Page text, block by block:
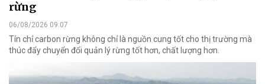
rừng
06/08/2026 09:07
Tín chỉ carbon rừng không chỉ là nguồn cung tốt cho thị trường mà
thúc đẩy chuyển đổi quản lý rừng tốt hơn, chất lượng hơn.